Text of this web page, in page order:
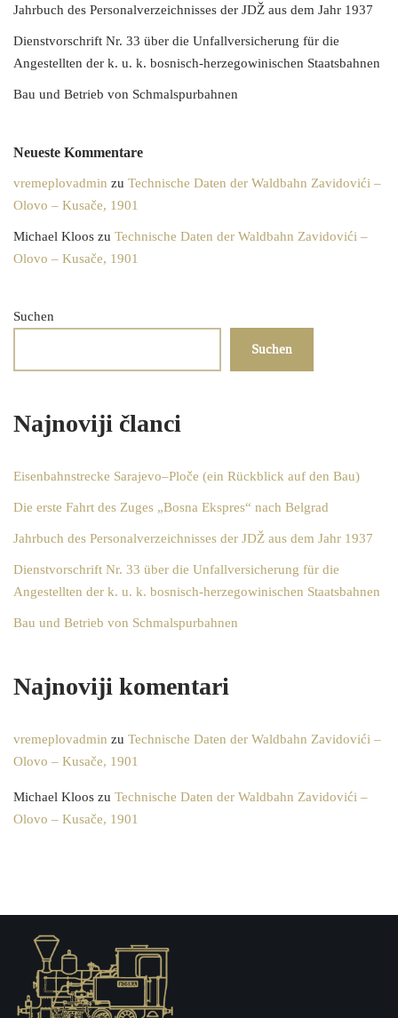
Jahrbuch des Personalverzeichnisses der JDŽ aus dem Jahr 1937
Dienstvorschrift Nr. 33 über die Unfallversicherung für die
Angestellten der k. u. k. bosnisch-herzegowinischen Staatsbahnen
Bau und Betrieb von Schmalspurbahnen
Neueste Kommentare
vremeplovadmin zu Technische Daten der Waldbahn Zavidovići –
Olovo – Kusače, 1901
Michael Kloos zu Technische Daten der Waldbahn Zavidovići –
Olovo – Kusače, 1901
Suchen
Suchen
Najnoviji članci
Eisenbahnstrecke Sarajevo–Ploče (ein Rückblick auf den Bau)
Die erste Fahrt des Zuges „Bosna Ekspres“ nach Belgrad
Jahrbuch des Personalverzeichnisses der JDŽ aus dem Jahr 1937
Dienstvorschrift Nr. 33 über die Unfallversicherung für die
Angestellten der k. u. k. bosnisch-herzegowinischen Staatsbahnen
Bau und Betrieb von Schmalspurbahnen
Najnoviji komentari
vremeplovadmin zu Technische Daten der Waldbahn Zavidovići –
Olovo – Kusače, 1901
Michael Kloos zu Technische Daten der Waldbahn Zavidovići –
Olovo – Kusače, 1901